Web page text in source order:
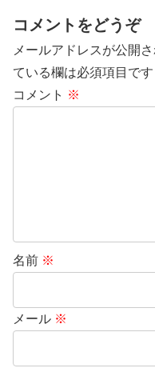
コメントをどうぞ
メールアドレスが公開
ている欄は必須項目です
コメント ※
名前 ※
メール ※